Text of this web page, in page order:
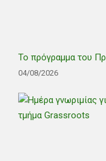
Το πρόγραμμα του
04/08/2026